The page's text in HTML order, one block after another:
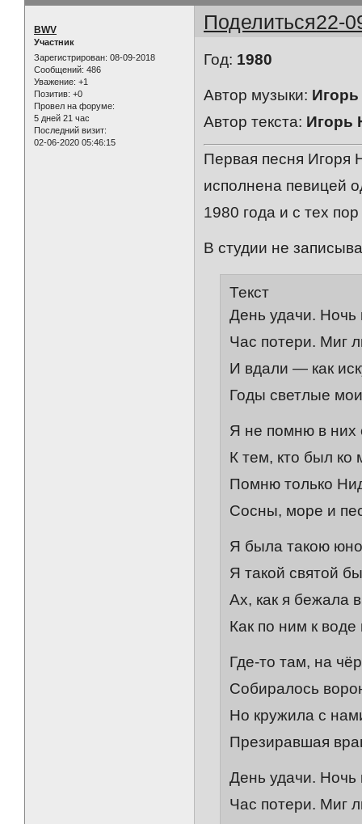
Поделиться22-
BWV
Участник
Зарегистрирован: 08-09-2018
Сообщений: 486
Уважение: +1
Позитив: +0
Провел на форуме:
5 дней 21 час
Последний визит:
02-06-2020 05:46:15
Год: 1980
Автор музыки:
Автор текста: Игорь
Первая песня Игоря
исполнена певицей
1980 года и с тех
В студии не
Текст
День удачи. Ночь
Час потери. Миг
И вдали — как
Годы светлые
Я не помню в них
К тем, кто был ко
Помню только
Сосны, море и
Я была такою
Я такой святой
Ах, как я бежала
Как по ним к
Где-то там, на
Собиралось
Но кружила с
Презиравшая
День удачи. Ночь
Час потери. Миг